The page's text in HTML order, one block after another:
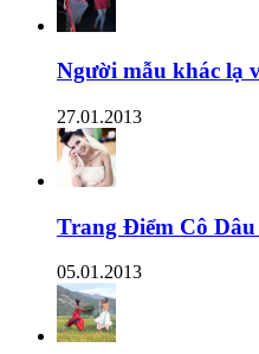
Người mẫu khác lạ
27.01.2013
Trang Điểm Cô
05.01.2013